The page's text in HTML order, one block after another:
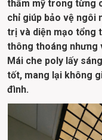
thẩm mỹ trong từng
chỉ giúp bảo vệ ngôi
trị và diện mạo tổng
thông thoáng nhưng
Mái che poly lấy
tốt, mang lại không
đình.